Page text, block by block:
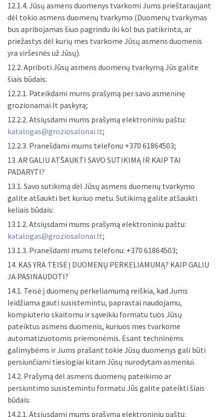
12.1.4. Jūsų asmens duomenys tvarkomi Jums prieštaraujant
dėl tokio asmens duomenų tvarkymo (Duomenų tvarkymas
bus apribojamas šiuo pagrindu iki kol bus patikrinta, ar
priežastys dėl kurių mes tvarkome Jūsų asmens duomenis
yra viršesnės už Jūsų).
12.2. Apriboti Jūsų asmens duomenų tvarkymą Jūs galite
šiais būdais:
12.2.1. Pateikdami mums prašymą per savo asmeninę
grozionamai.lt paskyrą;
12.2.2. Atsiųsdami mums prašymą elektroniniu paštu:
katalogas@groziosalonai.lt;
12.2.3. Pranešdami mums telefonu +370 61864503;
13. AR GALIU ATŠAUKTI SAVO SUTIKIMĄ IR KAIP TAI
PADARYTI?
13.1. Savo sutikimą dėl Jūsų asmens duomenų tvarkymo
galite atšaukti bet kuriuo metu. Sutikimą galite atšaukti
keliais būdais:
13.1.2. Atsiųsdami mums prašymą elektroniniu paštu:
katalogas@groziosalonai.lt;
13.1.3. Pranešdami mums telefonu: +370 61864503;
14. KAS YRA TEISĖ Į DUOMENŲ PERKELIAMUMĄ? KAIP GALIU
JA PASINAUDOTI?
14.1. Teisė į duomenų perkeliamumą reiškia, kad Jums
leidžiama gauti susistemintu, paprastai naudojamu,
kompiuterio skaitomu ir sąveikiu formatu tuos Jūsų
pateiktus asmens duomenis, kuriuos mes tvarkome
automatizuotomis priemonėmis. Esant techninėms
galimybėms ir Jums prašant tokie Jūsų duomenys gali būti
persiunčiami tiesiogiai kitam Jūsų nurodytam asmeniui.
14.2. Prašymą dėl asmens duomenų pateikimo ar
persiuntimo susistemintu formatu Jūs galite pateikti šiais
būdais:
14.2.1. Atsiųsdami mums prašymą elektroniniu paštu: